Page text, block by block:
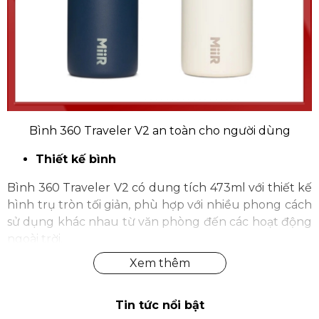
Bình 360 Traveler V2 an toàn cho người dùng
Thiết kế bình
Bình 360 Traveler V2 có dung tích 473ml với thiết kế
hình trụ tròn tối giản, phù hợp với nhiều phong cách
sử dụng khác nhau từ văn phòng đến các hoạt động
ngoài trời.
Miệng bình được thiết kế rộng, giúp bạn dễ dàng
thời thuận tiện hơn khi vệ sinh bình sau mỗi lần sử
Tin tức nổi bật